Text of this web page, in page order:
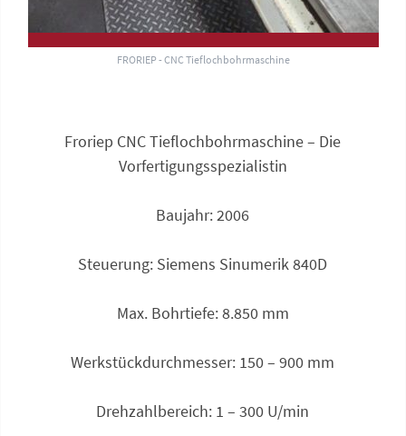
FRORIEP - CNC Tieflochbohr­maschine
Froriep CNC Tieflochbohr­maschine – Die
Vorfertigungsspezialistin
Baujahr: 2006
Steuerung: Siemens Sinumerik 840D
Max. Bohrtiefe: 8.850 mm
Werkstück­durchmesser: 150 – 900 mm
Drehzahlbereich: 1 – 300 U/min